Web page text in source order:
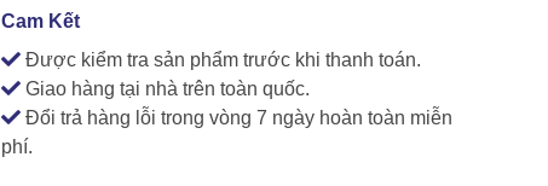
Cam Kết
Được kiểm tra sản phẩm trước khi thanh toán.
Giao hàng tại nhà trên toàn quốc.
Đổi trả hàng lỗi trong vòng 7 ngày hoàn toàn miễn
phí.